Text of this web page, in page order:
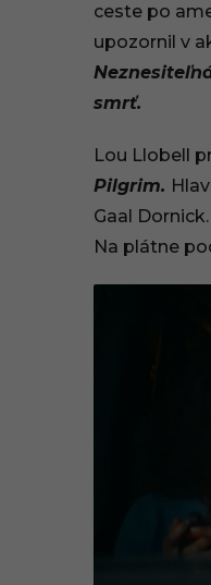
ceste po
upozornil v
smrť.
Lou Llobell
Pilgrim.
Gaal
Na plátne